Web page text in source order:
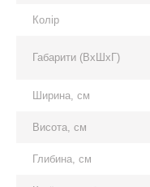
Колір
Габарити (ВхШхГ)
Ширина, см
Висота, см
Глибина, см